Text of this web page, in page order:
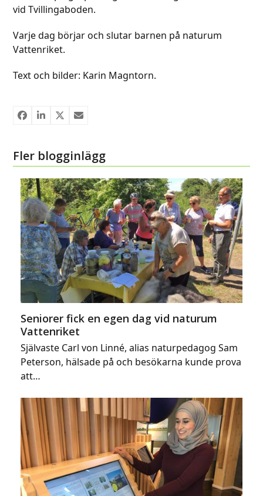
vid Tvillingaboden.
Varje dag börjar och slutar barnen på naturum
Vattenriket.
Text och bilder: Karin Magntorn.
Fler blogginlägg
Seniorer fick en egen dag vid naturum
Vattenriket
Självaste Carl von Linné, alias naturpedagog Sam
Peterson, hälsade på och besökarna kunde prova
att…